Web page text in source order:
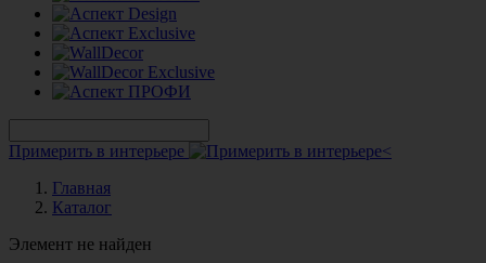
Примерить в интерьере
Главная
Каталог
Элемент не найден